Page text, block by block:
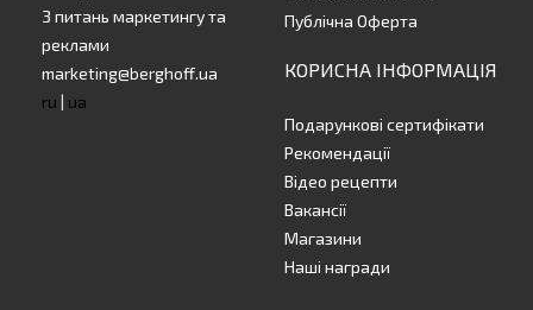
З питань маркетингу та
реклами
marketing@berghoff.ua
ru | ua
Публічна Оферта
КОРИСНА ІНФОРМАЦІЯ
Подарункові сертифікати
Рекомендації
Відео рецепти
Вакансії
Магазини
Наші награди